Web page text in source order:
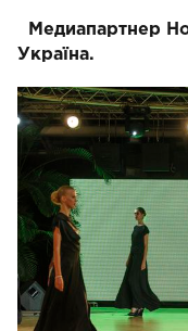
Медиапартнер
Україна.